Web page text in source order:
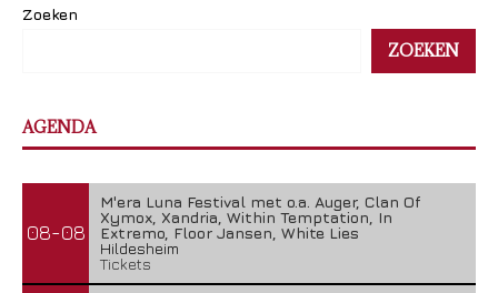
Zoeken
ZOEKEN
AGENDA
08-08
M'era Luna Festival met o.a. Auger, Clan Of
Xymox, Xandria, Within Temptation, In
Extremo, Floor Jansen, White Lies
Hildesheim
Tickets